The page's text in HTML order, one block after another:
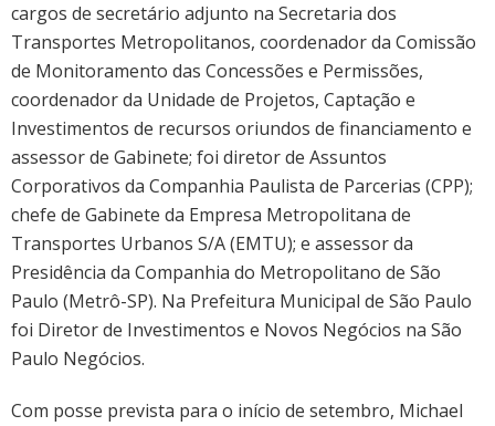
cargos de secretário adjunto na Secretaria dos
Transportes Metropolitanos, coordenador da Comissão
de Monitoramento das Concessões e Permissões,
coordenador da Unidade de Projetos, Captação e
Investimentos de recursos oriundos de financiamento e
assessor de Gabinete; foi diretor de Assuntos
Corporativos da Companhia Paulista de Parcerias (CPP);
chefe de Gabinete da Empresa Metropolitana de
Transportes Urbanos S/A (EMTU); e assessor da
Presidência da Companhia do Metropolitano de São
Paulo (Metrô-SP). Na Prefeitura Municipal de São Paulo
foi Diretor de Investimentos e Novos Negócios na São
Paulo Negócios.
Com posse prevista para o início de setembro, Michael